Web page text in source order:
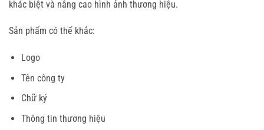
khác biệt và nâng cao hình ảnh thương hiệu.
Sản phẩm có thể khắc:
Logo
Tên công ty
Chữ ký
Thông tin thương hiệu